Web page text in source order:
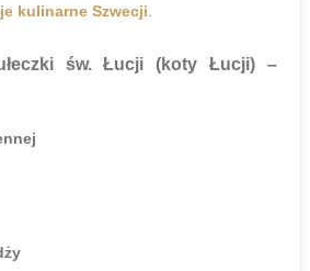
kulinarne Szwecji
św. Łucji (koty Łucji) –